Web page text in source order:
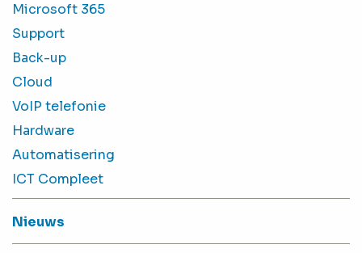
Microsoft 365
Support
Back-up
Cloud
VoIP telefonie
Hardware
Automatisering
ICT Compleet
Nieuws